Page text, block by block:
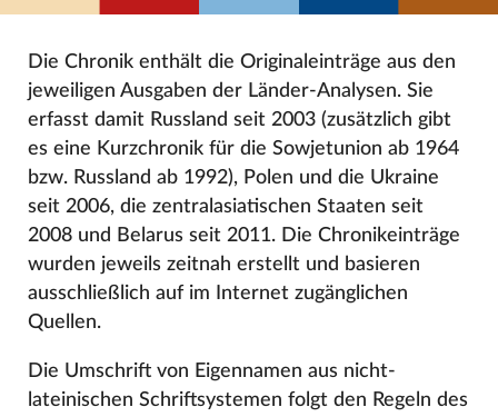
Die Chronik enthält die Originaleinträge aus den
jeweiligen Ausgaben der Länder-Analysen. Sie
erfasst damit Russland seit 2003 (zusätzlich gibt
es eine Kurzchronik für die Sowjetunion ab 1964
bzw. Russland ab 1992), Polen und die Ukraine
seit 2006, die zentralasiatischen Staaten seit
2008 und Belarus seit 2011. Die Chronikeinträge
wurden jeweils zeitnah erstellt und basieren
ausschließlich auf im Internet zugänglichen
Quellen.
Die Umschrift von Eigennamen aus nicht-
lateinischen Schriftsystemen folgt den Regeln des